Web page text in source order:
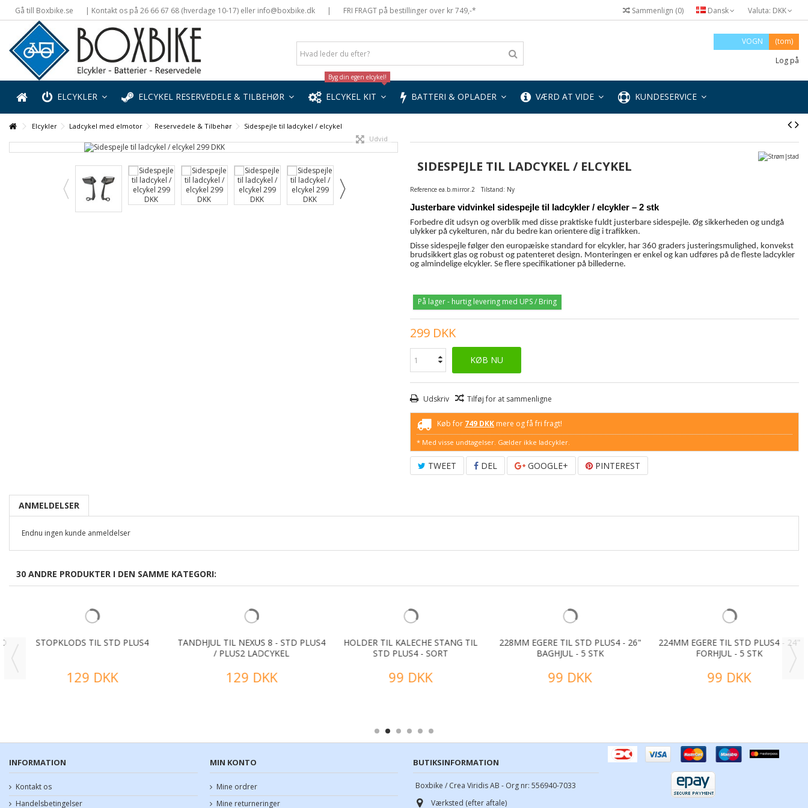
Valuta: DKK
Dansk
Gå till Boxbike.se | Kontakt os på 26 66 67 68 (hverdage 10-17) eller info@boxbike.dk | FRI FRAGT på bestillinger over kr 749,-* Sammenlign (0)
VOGN
(tom)
Log på
ELCYKLER ELCYKEL RESERVEDELE & TILBEHØR ELCYKEL KIT
Byg din egen elcykel!
BATTERI & OPLADER VÆRD AT VIDE KUNDESERVICE
Elcykler Ladcykel med elmotor Reservedele & Tilbehør
Sidespejle til ladcykel / elcykel
Udvid
SIDESPEJLE TIL LADCYKEL / ELCYKEL
Reference ea.b.mirror.2 Tilstand: Ny
Justerbare vidvinkel sidespejle til ladcykler / elcykler – 2 stk
Forbedre dit udsyn og overblik med disse praktiske fuldt justerbare sidespejle. Øg sikkerheden og undgå
ulykker på cykelturen, når du bedre kan orientere dig i trafikken.
Disse sidespejle følger den europæiske standard for elcykler, har 360 graders justeringsmulighed, konvekst
brudsikkert glas og robust og patenteret design. Monteringen er enkel og kan udføres på de fleste ladcykler
og almindelige elcykler. Se flere specifikationer på billederne.
På lager - hurtig levering med UPS / Bring
299 DKK
KØB NU
Udskriv Tilføj for at sammenligne
Køb for 749 DKK mere og få fri fragt!
* Med visse undtagelser. Gælder ikke ladcykler.
TWEET DEL GOOGLE+ PINTEREST
ANMELDELSER
Endnu ingen kunde anmeldelser
30 ANDRE PRODUKTER I DEN SAMME KATEGORI:
STOPKLODS TIL STD PLUS4
129 DKK
TANDHJUL TIL NEXUS 8 - STD PLUS4
/ PLUS2 LADCYKEL
129 DKK
HOLDER TIL KALECHE STANG TIL
STD PLUS4 - SORT
99 DKK
228MM EGERE TIL STD PLUS4 - 26"
BAGHJUL - 5 STK
99 DKK
224MM EGERE TIL STD PLUS4 - 24"
FORHJUL - 5 STK
99 DKK
INFORMATION
Kontakt os
Handelsbetingelser
MIN KONTO
Mine ordrer
Mine returneringer
BUTIKSINFORMATION
Boxbike / Crea Viridis AB - Org nr: 556940-7033
Værksted (efter aftale)